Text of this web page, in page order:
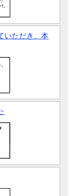
いただき、本